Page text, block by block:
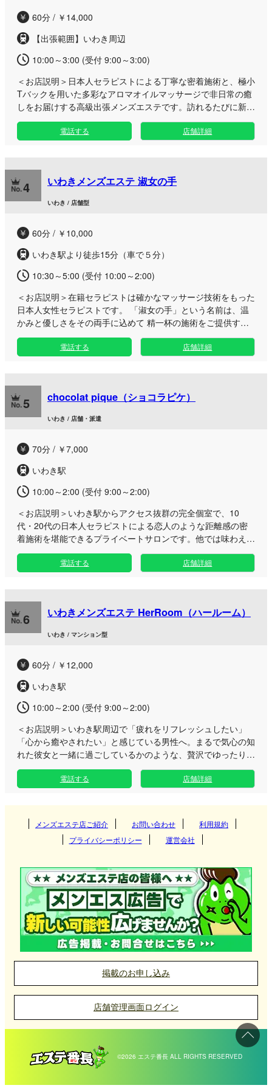
の出張サービスも承っております。お仕事の合間のリフレッシ
ュや休日の特別な癒やしに、これまでにない至高のメンエス体
験をぜひご体感ください。
60分 / ￥14,000
【出張範囲】いわき周辺
10:00～3:00 (受付 9:00～3:00)
＜お店説明＞ 日本人セラピストによる丁寧な密着施術と、極小
Tバックを用いた多彩なアロマオイルマッサージで非日常の癒
しをお届けする高級出張メンズエステです。訪れるたびに新し
い高揚感と特別な時間をご堪能ください。 ご指定の場所へお
伺いする派遣・出張専門店として、忙しい日常から離れたあな
らに、セラピストごとに異なる世界観や多彩な魅力に出会える
点です。その日の気分や瞬間の空気感に寄り添い、優しい会話
ともみほぐしやリンパドレナージュを組み合わせた丁寧なおも
てなしで、心も身体も深く満たしていきます。 パウダーやホ
のオプションメニューも豊富にご用意。初めてのご利用でも、
安心して身を委ねられる極上のリラクゼーションをお約束いた
します。何度も覗いてみたくなる幻想的で特別な夜を、どうぞ
心ゆくまでお楽しみください。
電話する 店舗詳細
4 いわきメンズエステ 淑女の手
いわき / 店舗型
60分 / ￥10,000
いわき駅より徒歩15分（車で５分）
10:30～5:00 (受付 10:00～2:00)
＜お店説明＞在籍セラピストは確かなマッサージ技術をもった
日本人女性セラピストです。 「淑女の手」という名前は、温
かみと優しさをその両手に込めて 精一杯の施術をご提供する
ことで、【身体が軽くなった】【心身ともに癒された】 とい
うような状態を実現したいという思いを込めています。 ぜひ
電話する 店舗詳細
5 chocolat pique（ショコラピケ）
いわき / 店舗・派遣
70分 / ￥7,000
いわき駅
10:00～2:00 (受付 9:00～2:00)
＜お店説明＞ いわき駅からアクセス抜群の完全個室で、10
代・20代の日本人セラピストによる恋人のような距離感の密
着施術を堪能できるプライベートサロンです。他では味わえな
い贅沢な時間と贅沢な癒やしをお届けします。 周囲を気にせ
ずリラックスできるワンルーム仕様の隠れ家空間をご用意いた
しました。当店ではお客様に施術を心ゆくまで満喫していただ
ース時間には含めておりません。お選びいただいたお時間を、
最初から最後までたっぷりと極上のリラクゼーションに充てて
いただけます。 さらに、事前にコースを決めなくても、お部
屋で実際にセラピストと対面してからご希望の内容や時間を決
インメニューは、魅惑的な衣装に身を包んだセラピストが温か
いホットオイルを贅沢に使用して行う、特別感あふれるスペシ
ャルトリートメントです。うつ伏せ・仰向けそれぞれで複数種
類の手技を駆使する緻密な鼠径部リンパケアをはじめ、濃厚で
幸福感に満ちたアプローチでお客様の日々の疲れを芯から解き
ほぐします。
電話する 店舗詳細
6 いわきメンズエステ HerRoom（ハールーム）
いわき / マンション型
60分 / ￥12,000
いわき駅
10:00～2:00 (受付 9:00～2:00)
＜お店説明＞ いわき駅周辺で「疲れをリフレッシュしたい」
「心から癒やされたい」と感じている男性へ。まるで気心の知
れた彼女と一緒に過ごしているかのような、贅沢でゆったりと
した安らぎのひとときを提供する日本人メンズエステ店です。
日常の喧騒やストレスから解放され、ホッと心がほどけるよ
うなアットホームで温かみのあるおもてなしを大切にしていま
す。お身体のケアはもちろんのこと、セラピストとの楽しい会
話や何気ないコミュニケーションを通じて、心まで満たされる
特別なプライベート空間をお楽しみください。きめ細やかな施
術と居心地の良い空間で、日々の活力をチャージするお手伝い
電話する 店舗詳細
メンズエステ店ご紹介 お問い合わせ
利用規約
プライバシーポリシー
運営会社
掲載のお申し込み
店舗管理画面ログイン
©2026 エステ番長 ALL RIGHTS RESERVED